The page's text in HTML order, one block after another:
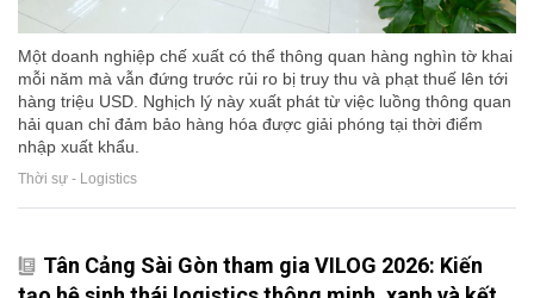
Một doanh nghiệp chế xuất có thể thông quan hàng nghìn tờ khai
mỗi năm mà vẫn đứng trước rủi ro bị truy thu và phạt thuế lên tới
hàng triệu USD. Nghịch lý này xuất phát từ việc luồng thông quan
hải quan chỉ đảm bảo hàng hóa được giải phóng tại thời điểm
nhập xuất khẩu.
Thời sự - Logistics
Tân Cảng Sài Gòn tham gia VILOG 2026: Kiến